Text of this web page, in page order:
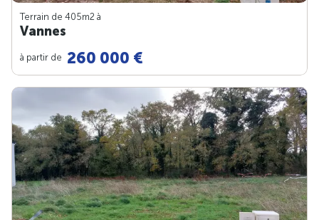
Terrain de 405m2 à
Vannes
à partir de 260 000 €